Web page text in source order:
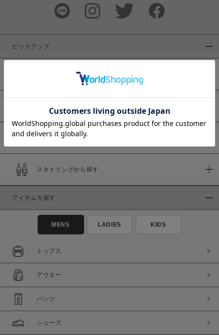
商品タイプ
通常商品
セール価格
在庫
在庫あり
ピックアップ
予約商品
スタイリングから探す
アイテムを探す
MENS LADIES KIDS
トップス
アウター
パンツ
シューズ